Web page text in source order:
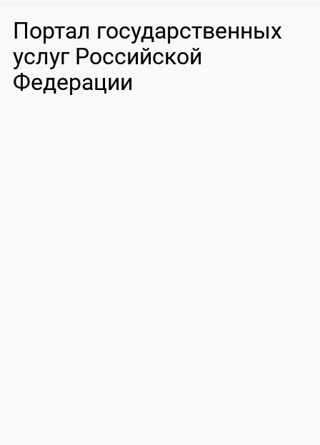
Портал государственных
услуг Российской
Федерации